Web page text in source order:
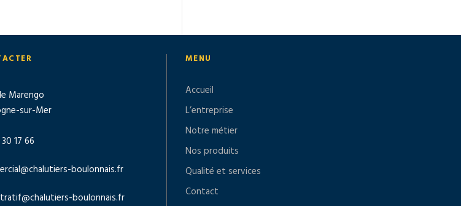
Marengo
sur-Mer
17 66
boulonnais.fr
boulonnais.fr
MENU
Accueil
L’entreprise
Notre métier
Nos produits
Qualité et services
Contact